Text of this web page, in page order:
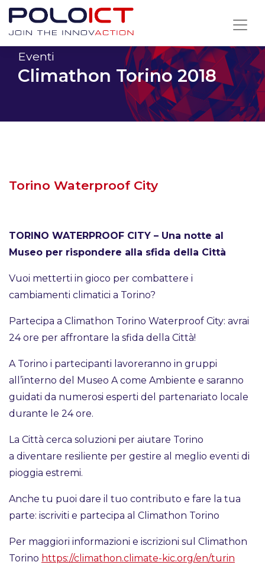
Skip
contentEventi
Climathon Torino 2018
Torino Waterproof City
TORINO WATERPROOF CITY – Una notte al
Museo per rispondere alla sfida della Città
Vuoi metterti in gioco per combattere i
cambiamenti climatici a Torino?
Partecipa a Climathon Torino Waterproof City: avrai
24 ore per affrontare la sfida della Città!
A Torino i partecipanti lavoreranno in gruppi
all’interno del Museo A come Ambiente e saranno
guidati da numerosi esperti del partenariato locale
durante le 24 ore.
La Città cerca soluzioni per aiutare Torino
a diventare resiliente per gestire al meglio eventi di
pioggia estremi.
Anche tu puoi dare il tuo contributo e fare la tua
parte: iscriviti e partecipa al Climathon Torino
Per maggiori informazioni e iscrizioni sul Climathon
Torino https://climathon.climate-kic.org/en/turin